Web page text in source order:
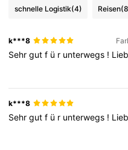
schnelle Logistik(4) Reisen
k***8
Sehrgutf ü r unterwegs !
k***8
Sehrgutf ü r unterwegs !